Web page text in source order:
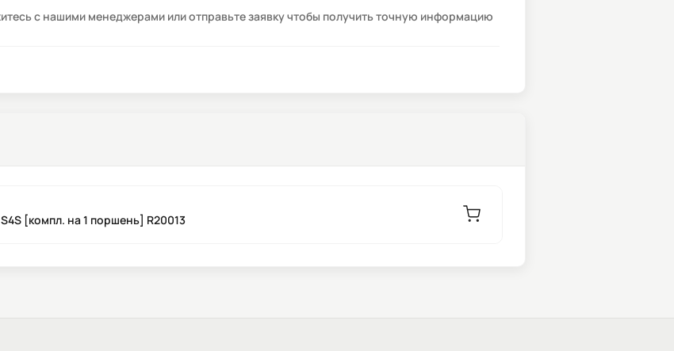
с нашими менеджерами или отправьте заявку чтобы получить точную информацию
[компл. на 1 поршень] R20013